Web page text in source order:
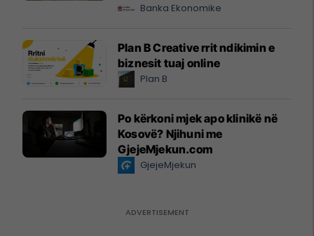
Banka Ekonomike
Plan B Creative rrit ndikimin e
biznesit tuaj online
Plan B
Po kërkoni mjek apo klinikë në
Kosovë? Njihuni me
GjejeMjekun.com
GjejeMjekun